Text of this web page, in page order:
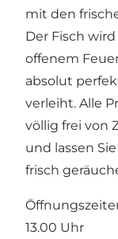
mit den
Der Fisch
offenem
absolut
verleiht. Alle
völlig frei von
und lassen
frisch
13.00 Uhr